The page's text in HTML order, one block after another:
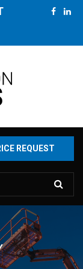
REQUEST